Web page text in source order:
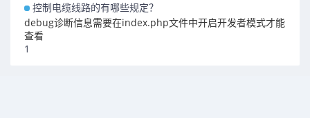
控制电缆线路的有哪些规定？
debug诊断信息需要在index.php文件中开启开发者模式才能
查看
1